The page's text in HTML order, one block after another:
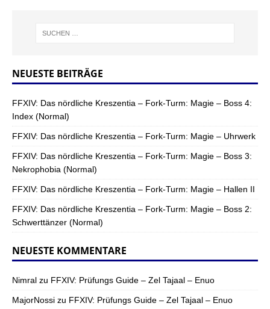
NEUESTE BEITRÄGE
FFXIV: Das nördliche Kreszentia – Fork-Turm: Magie – Boss 4:
Index (Normal)
FFXIV: Das nördliche Kreszentia – Fork-Turm: Magie – Uhrwerk
FFXIV: Das nördliche Kreszentia – Fork-Turm: Magie – Boss 3:
Nekrophobia (Normal)
FFXIV: Das nördliche Kreszentia – Fork-Turm: Magie – Hallen II
FFXIV: Das nördliche Kreszentia – Fork-Turm: Magie – Boss 2:
Schwerttänzer (Normal)
NEUESTE KOMMENTARE
Nimral zu FFXIV: Prüfungs Guide – Zel Tajaal – Enuo
MajorNossi zu FFXIV: Prüfungs Guide – Zel Tajaal – Enuo